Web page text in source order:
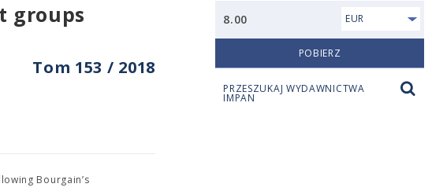
groups
Tom 153 / 2018
Bourgain’s
8.00 EUR
POBIERZ
PRZESZUKAJ WYDAWNICTWA
IMPAN